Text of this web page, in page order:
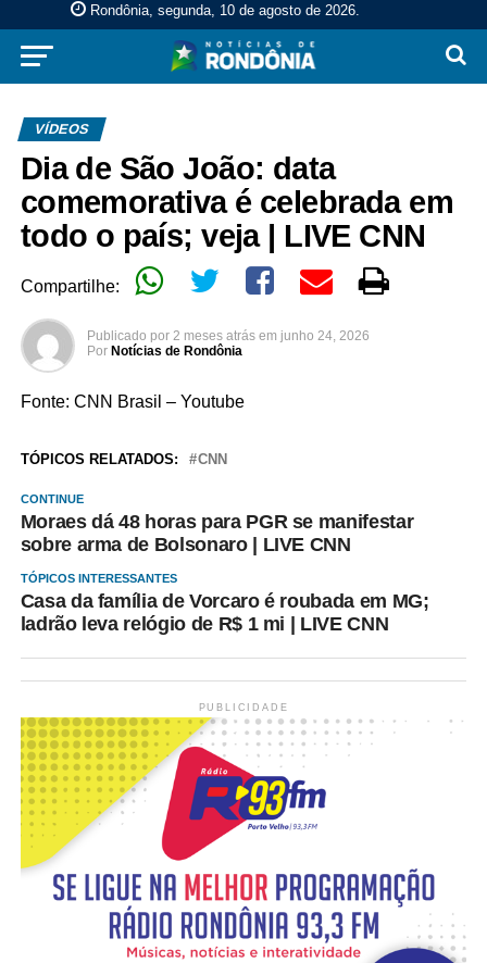
Rondônia, segunda, 10 de agosto de 2026.
VÍDEOS
Dia de São João: data
comemorativa é celebrada em
todo o país; veja | LIVE CNN
Compartilhe:
Publicado por 2 meses atrás em junho 24, 2026
Por Notícias de Rondônia
Fonte: CNN Brasil – Youtube
TÓPICOS RELATADOS: CNN
CONTINUE
Moraes dá 48 horas para PGR se manifestar
sobre arma de Bolsonaro | LIVE CNN
TÓPICOS INTERESSANTES
Casa da família de Vorcaro é roubada em MG;
ladrão leva relógio de R$ 1 mi | LIVE CNN
PUBLICIDADE